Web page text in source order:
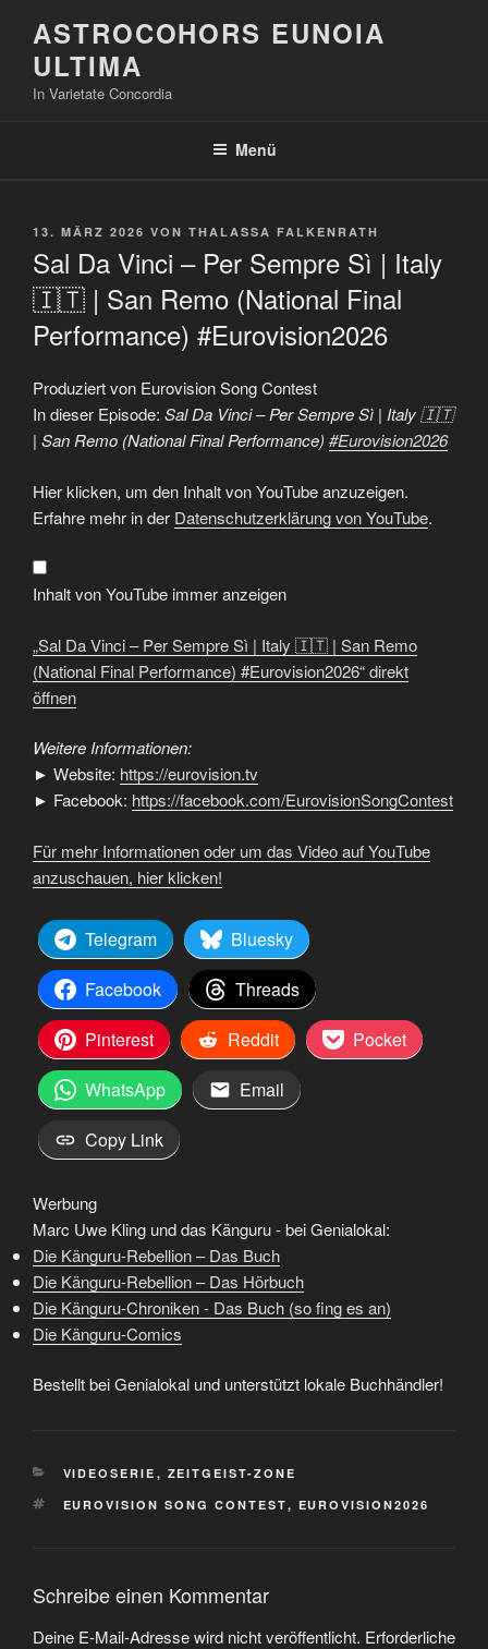
Inhalt
springen
ASTROCOHORS EUNOIA
ULTIMA
In Varietate Concordia
Menü
VERÖFFENTLICHT
13. MÄRZ 2026 VON THALASSA FALKENRATH
Sal Da Vinci – Per Sempre Sì | Italy
🇮🇹 | San Remo (National Final
Performance) #Eurovision2026
Produziert von Eurovision Song Contest
In dieser Episode: Sal Da Vinci – Per Sempre Sì | Italy 🇮🇹
| San Remo (National Final Performance) #Eurovision2026
„Sal
Da
Vinci
–
Sempre
Sì
|
Italy
San
Remo
(National
Final
Performance)
von
YouTube
anzeigen
Hier klicken, um den Inhalt von YouTube anzuzeigen.
Erfahre mehr in der Datenschutzerklärung von YouTube.
Inhalt von YouTube immer anzeigen
„Sal Da Vinci – Per Sempre Sì | Italy 🇮🇹 | San Remo
(National Final Performance) #Eurovision2026“ direkt
öffnen
Weitere Informationen:
► Website: https://eurovision.tv
► Facebook: https://facebook.com/EurovisionSongContest
Für mehr Informationen oder um das Video auf YouTube
anzuschauen, hier klicken!
Telegram
Bluesky
Facebook
Threads
Pinterest
Reddit
Pocket
WhatsApp
Email
Copy Link
Werbung
Marc Uwe Kling und das Känguru - bei Genialokal:
Die Känguru-Rebellion – Das Buch
Die Känguru-Rebellion – Das Hörbuch
Die Känguru-Chroniken - Das Buch (so fing es an)
Die Känguru-Comics
Bestellt bei Genialokal und unterstützt lokale Buchhändler!
KATEGORIEN
VIDEOSERIE , ZEITGEIST-ZONE
SCHLAGWÖRTER
EUROVISION SONG CONTEST, EUROVISION2026
Schreibe einen Kommentar
Deine E-Mail-Adresse wird nicht veröffentlicht. Erforderliche